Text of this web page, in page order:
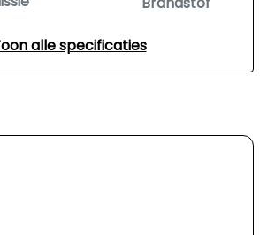
alle specificaties